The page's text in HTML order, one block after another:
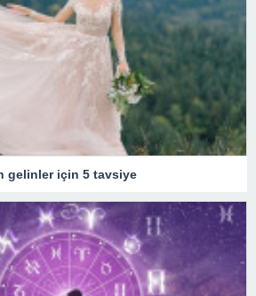
gelinler için 5 tavsiye